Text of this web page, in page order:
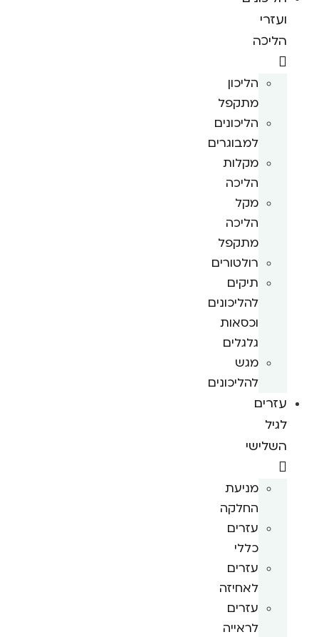
ועזרי
הליכה
הליכון
מתקפל
הליכונים
למבוגרים
מקלות
הליכה
מקל
הליכה
מתקפל
רולטורים
תיקים
להליכונים
וכסאות
גלגלים
מגש
להליכונים
עזרים
לגיל
השלישי
מניעת
החלקה
עזרים
כללי
עזרים
לאחיזה
עזרים
לראייה